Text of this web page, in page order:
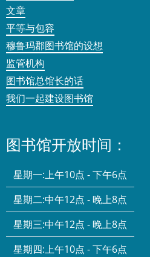
文章
平等与包容
穆鲁玛郡图书馆的设想
监管机构
图书馆总馆长的话
我们一起建设图书馆
图书馆开放时间：
星期一:上午10点 - 下午6点
星期二:中午12点 - 晚上8点
星期三:中午12点 - 晚上8点
星期四:上午10点 - 下午6点